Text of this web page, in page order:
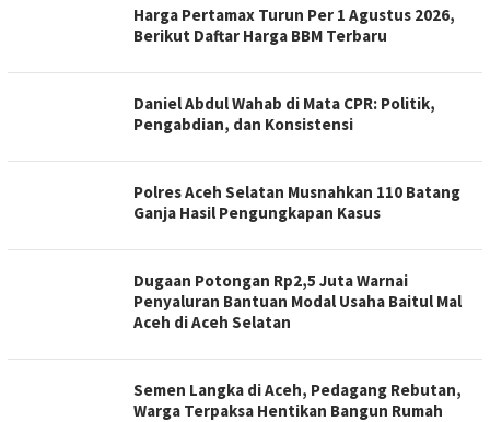
Harga Pertamax Turun Per 1 Agustus 2026,
Berikut Daftar Harga BBM Terbaru
Daniel Abdul Wahab di Mata CPR: Politik,
Pengabdian, dan Konsistensi
Polres Aceh Selatan Musnahkan 110 Batang
Ganja Hasil Pengungkapan Kasus
Dugaan Potongan Rp2,5 Juta Warnai
Penyaluran Bantuan Modal Usaha Baitul Mal
Aceh di Aceh Selatan
Semen Langka di Aceh, Pedagang Rebutan,
Warga Terpaksa Hentikan Bangun Rumah